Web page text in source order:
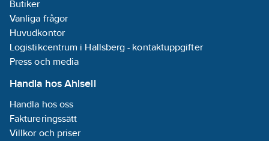
Butiker
Vanliga frågor
Huvudkontor
Logistikcentrum i Hallsberg - kontaktuppgifter
Press och media
Handla hos Ahlsell
Handla hos oss
Faktureringssätt
Villkor och priser